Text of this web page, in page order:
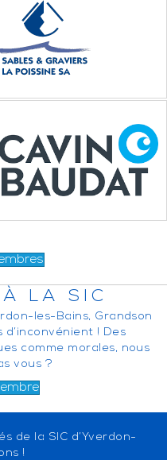
LA SIC
les-Bains, Grandson
! Des
comme morales, nous
vous ?
de la SIC d’Yverdon-
!